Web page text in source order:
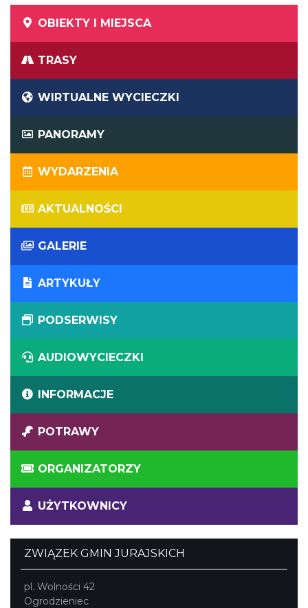
OBIEKTY I MIEJSCA
TRASY
WIRTUALNE WYCIECZKI
PANORAMY
WYDARZENIA
AKTUALNOŚCI
GALERIE
ARTYKUŁY
PODSERWISY
AUDIOWYCIECZKI
INFORMACJE
POTRAWY
ORGANIZATORZY
UŻYTKOWNICY
ZWIĄZEK GMIN JURAJSKICH
pl. Wolności 42
Ogrodzieniec